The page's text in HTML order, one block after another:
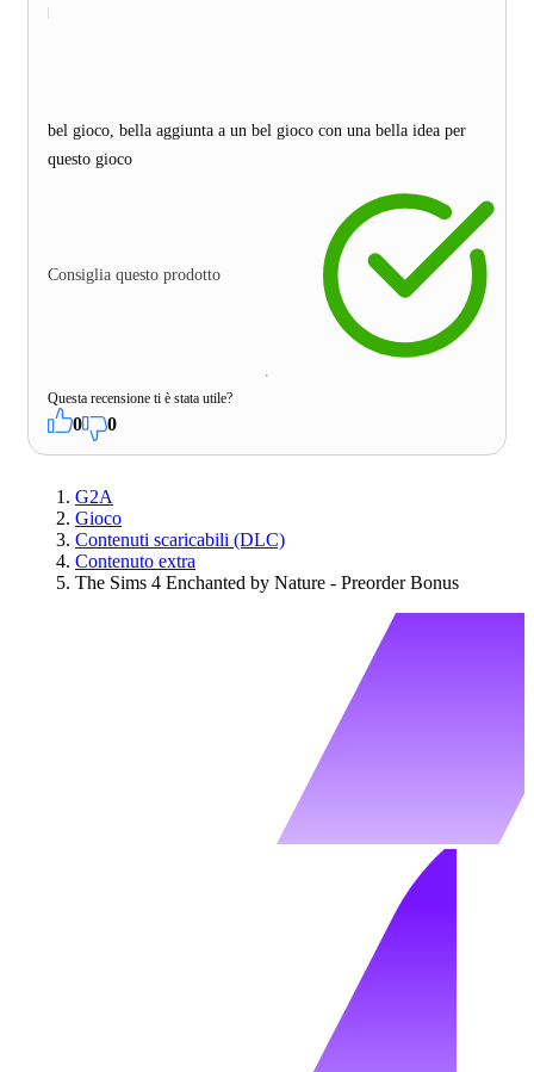
bel gioco, bella aggiunta a un bel gioco con una bella idea per
questo gioco
Consiglia questo prodotto
Questa recensione ti è stata utile?
0 0
G2A
Gioco
Contenuti scaricabili (DLC)
Contenuto extra
The Sims 4 Enchanted by Nature - Preorder Bonus